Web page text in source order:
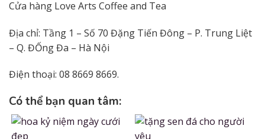
Cửa hàng Love Arts Coffee and Tea
Địa chỉ: Tầng 1 – Số 70 Đặng Tiến Đông – P. Trung Liệt
– Q. ĐỐng Đa – Hà Nội
Điện thoại: 08 8669 8669.
Có thể bạn quan tâm: